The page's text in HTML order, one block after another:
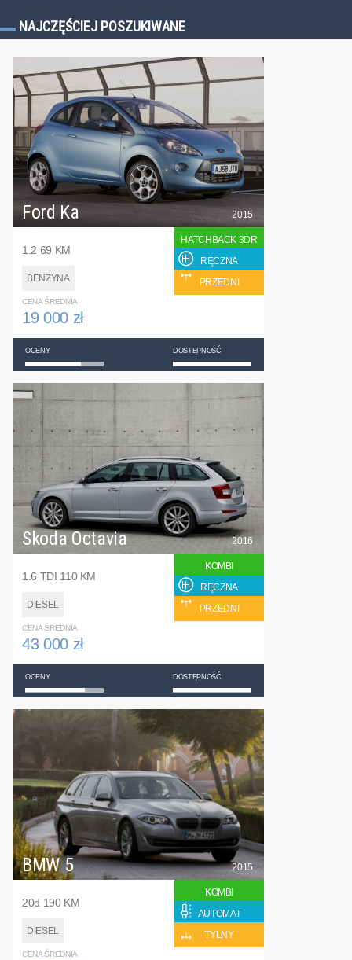
NAJCZĘŚCIEJ POSZUKIWANE
Ford Ka
1.2 69 KM
BENZYNA
2015
HATCHBACK 3DR
RĘCZNA
PRZEDNI
CENA ŚREDNIA
19 000 zł
OCENY DOSTĘPNOŚĆ
Skoda Octavia
1.6 TDI 110 KM
DIESEL
2016
KOMBI
RĘCZNA
PRZEDNI
CENA ŚREDNIA
43 000 zł
OCENY DOSTĘPNOŚĆ
BMW 5
20d 190 KM
DIESEL
2015
KOMBI
AUTOMAT
TYLNY
CENA ŚREDNIA